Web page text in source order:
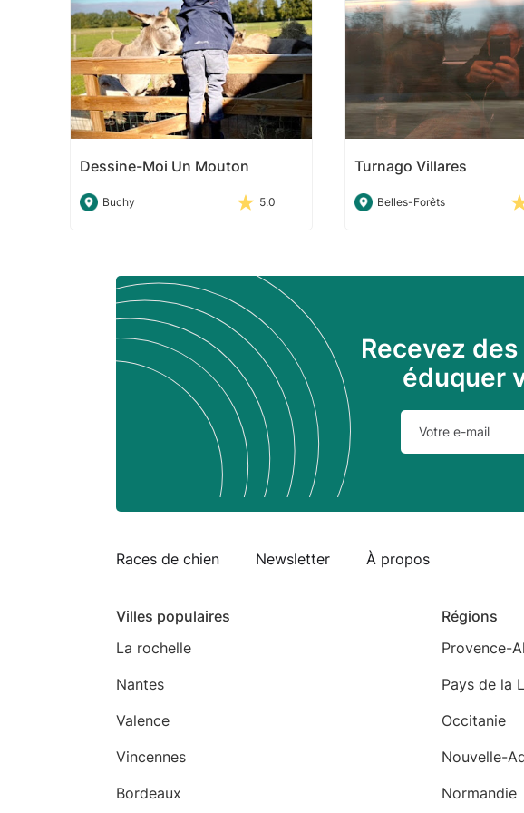
Dessine-Moi Un Mouton
Buchy 5.0
Turnago Villares
Belles-Forêts
Recevez
éduquer
Races de chien Newsletter À propos
Villes populaires
La rochelle
Nantes
Valence
Vincennes
Bordeaux
Régions
Provence-
Pays de la
Occitanie
Nouvelle-
Normandie